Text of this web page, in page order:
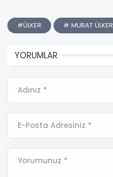
#ÜLKER # MURAT ÜLKER
YORUMLAR
Adınız *
E-Posta Adresiniz *
Yorumunuz *